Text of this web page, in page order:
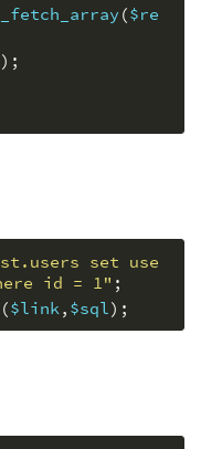
($re
);
set use
id = 1" ;
($link, $sql);